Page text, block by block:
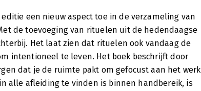
een nieuw aspect toe in de verzameling van
de toevoeging van rituelen uit de hedendaagse
Het laat zien dat rituelen ook vandaag de
intentioneel te leven. Het boek beschrijft door
dat je de ruimte pakt om gefocust aan het werk
alle afleiding te vinden is binnen handbereik, is